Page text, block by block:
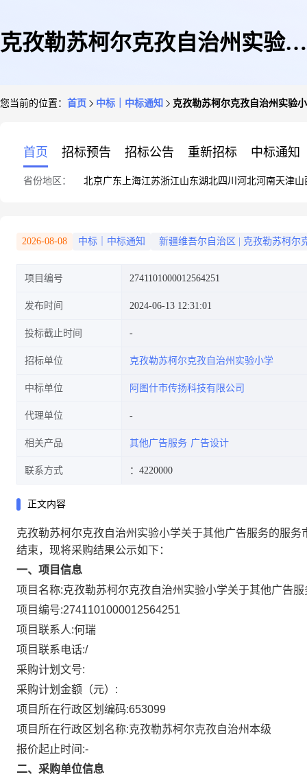
克孜勒苏柯尔克孜自治州实验小
您当前的位置： 首页 中标｜中标通知 克孜勒苏柯尔克孜自治州实验
首页 招标预告 招标公告 重新招标 中标通知
省份地区： 北京广东 上海江苏浙江山东湖北四川 河北河南天津山
2026-08-08 中标｜中标通知 新疆维吾尔自治区 克孜勒苏柯尔
项目编号 2741101000012564251
发布时间 2024-06-13 12:31:01
投标截止时间
招标单位 克孜勒苏柯尔克孜自治州实验小学
中标单位 阿图什市传扬科技有限公司
代理单位
相关产品 其他广告服务 广告设计
联系方式 ：4220000
正文内容
克孜勒苏柯尔克孜自治州实验小学关于其他广告服务的服务
结束，现将采购结果公示如下：
一、项目信息
项目名称:克孜勒苏柯尔克孜自治州实验小学关于其他广告
项目编号:2741101000012564251
项目联系人:何瑞
项目联系电话:/
采购计划文号:
采购计划金额（元）:
项目所在行政区划编码:653099
项目所在行政区划名称:克孜勒苏柯尔克孜自治州本级
报价起止时间:-
二、采购单位信息